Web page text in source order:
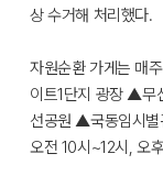
상 수거해 처리했다.
자원순환 가게는 매
이트1단지 광장 ▲
선공원 ▲국동임시
오전 10시~12시, 오